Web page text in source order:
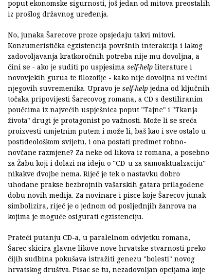
poput ekonomske sigurnosti, još jedan od mitova preostalih
iz prošlog državnog uređenja.
No, junaka Šarecove proze opsjedaju takvi mitovi.
Konzumeristička egzistencija površnih interakcija i lakog
zadovoljavanja kratkoročnih potreba nije mu dovoljna, a
čini se - ako je suditi po uspjesima self-help literature i
novovjekih gurua te filozofije - kako nije dovoljna ni većini
njegovih suvremenika. Upravo je self-help jedna od ključnih
točaka pripovijesti Šarecovog romana, a CD s destiliranim
poučcima iz najvećih uspješnica poput "Tajne" i "Tkanja
života" drugi je protagonist po važnosti. Može li se sreća
proizvesti umjetnim putem i može li, baš kao i sve ostalo u
postideološkom svijetu, i ona postati predmet robno-
novčane razmjene? Za neke od likova iz romana, a posebno
za Žabu koji i dolazi na ideju o "CD-u za samoaktualzaciju"
nikakve dvojbe nema. Riječ je tek o nastavku dobro
uhodane prakse bezbrojnih vašarskih gatara prilagođene
dobu novih medija. Za novinare i pisce koje Šarecov junak
simbolizira, riječ je o jednom od posljednjih žanrova na
kojima je moguće osigurati egzistenciju.
Prateći putanju CD-a, u paralelnom odvjetku romana,
Šarec skicira glavne likove nove hrvatske stvarnosti preko
čijih sudbina pokušava istražiti genezu "bolesti" novog
hrvatskog društva. Pisac se tu, nezadovoljan opcijama koje